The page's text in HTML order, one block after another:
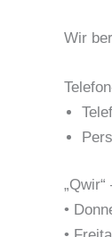
Wir
•